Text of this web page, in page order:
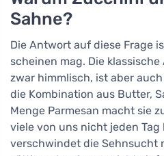
Sahne?
Die Antwort auf diese Frage
scheinen mag. Die
zwar himmlisch, ist aber
die Kombination aus Butter,
Menge Parmesan macht sie
viele von uns nicht jeden Tag
verschwindet die Sehnsucht